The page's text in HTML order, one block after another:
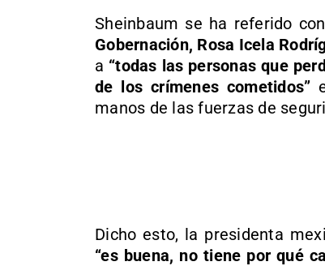
Sheinbaum se ha referido
Gobernación, Rosa Icela
a “todas las personas que
de los crímenes cometidos”
manos de las fuerzas de
Dicho esto, la presidenta
“es buena, no tiene por qué